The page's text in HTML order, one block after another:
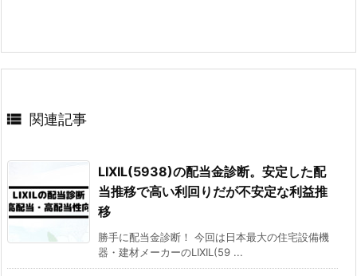
 関連記事
LIXIL(5938)の配当金診断。安定した配
当推移で高い利回りだが不安定な利益推
移
勝手に配当金診断！ 今回は日本最大の住宅設備機
器・建材メーカーのLIXIL(59 ...